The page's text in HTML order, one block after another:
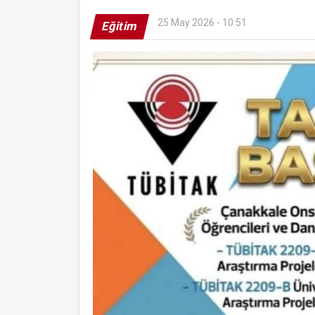
Eğitim 25 May 2026 - 10:51